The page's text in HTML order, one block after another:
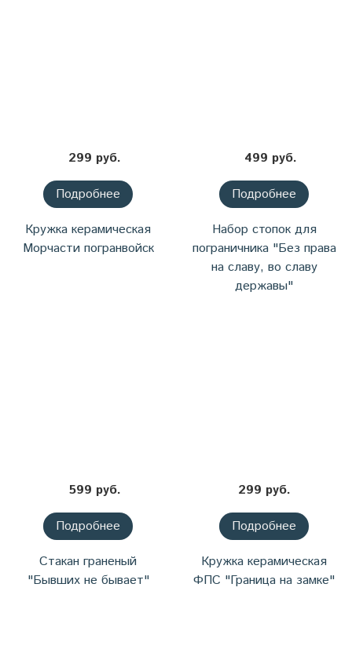
299 руб.
Подробнее
Кружка керамическая
Морчасти погранвойск
499 руб.
Подробнее
Набор стопок для
пограничника "Без права
на славу, во славу
державы"
599 руб.
Подробнее
Стакан граненый
"Бывших не бывает"
299 руб.
Подробнее
Кружка керамическая
ФПС "Граница на замке"